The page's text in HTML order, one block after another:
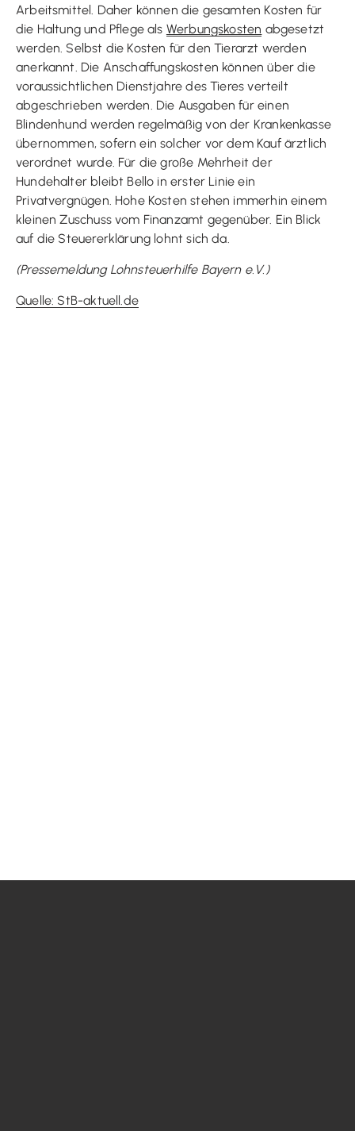
Arbeitsmittel. Daher können die gesamten Kosten für
die Haltung und Pflege als Werbungskosten abgesetzt
werden. Selbst die Kosten für den Tierarzt werden
anerkannt. Die Anschaffungskosten können über die
voraussichtlichen Dienstjahre des Tieres verteilt
abgeschrieben werden. Die Ausgaben für einen
Blindenhund werden regelmäßig von der Krankenkasse
übernommen, sofern ein solcher vor dem Kauf ärztlich
verordnet wurde. Für die große Mehrheit der
Hundehalter bleibt Bello in erster Linie ein
Privatvergnügen. Hohe Kosten stehen immerhin einem
kleinen Zuschuss vom Finanzamt gegenüber. Ein Blick
auf die Steuererklärung lohnt sich da.
(Pressemeldung Lohnsteuerhilfe Bayern e.V.)
Quelle: StB-aktuell.de